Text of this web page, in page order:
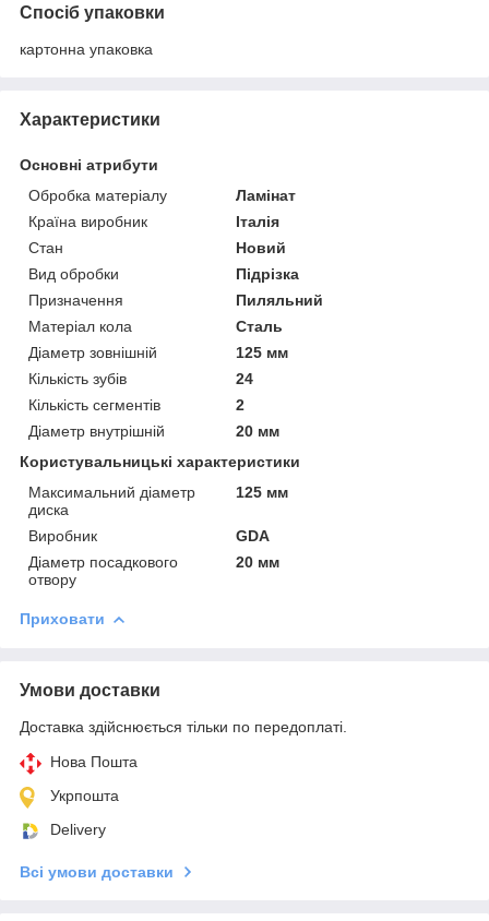
Спосіб упаковки
картонна упаковка
Характеристики
Основні атрибути
Обробка матеріалу
Ламінат
Країна виробник
Італія
Стан
Новий
Вид обробки
Підрізка
Призначення
Пиляльний
Матеріал кола
Сталь
Діаметр зовнішній
125 мм
Кількість зубів
24
Кількість сегментів
2
Діаметр внутрішній
20 мм
Користувальницькі характеристики
Максимальний діаметр
диска
125 мм
Виробник
GDA
Діаметр посадкового
отвору
20 мм
Приховати
Умови доставки
Доставка здійснюється тільки по передоплаті.
Нова Пошта
Укрпошта
Delivery
Всі умови доставки